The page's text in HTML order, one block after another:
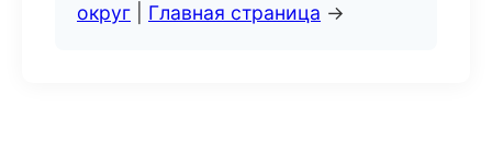
округ
Главная страница →